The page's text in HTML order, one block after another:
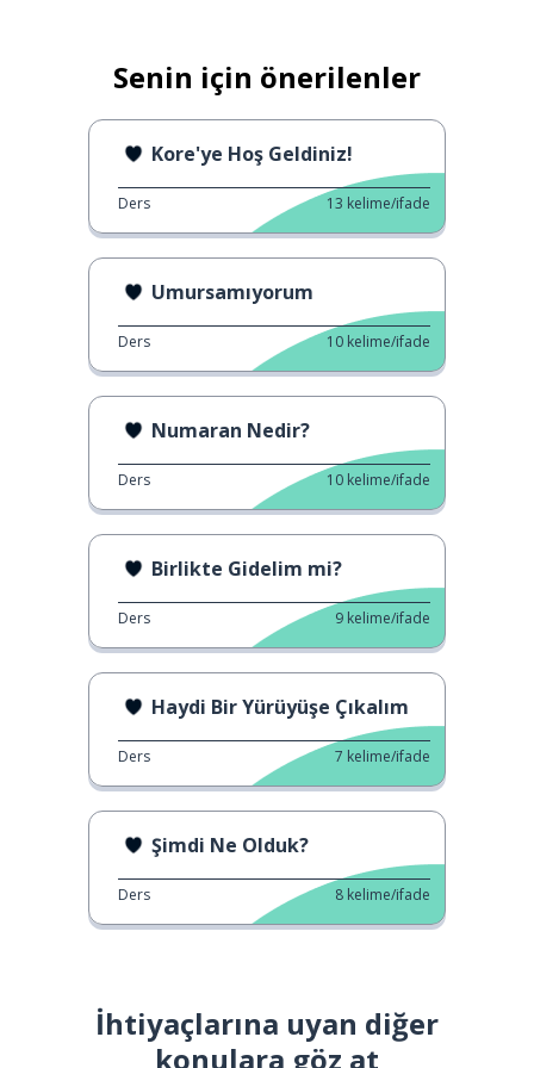
Senin için önerilenler
Kore'ye Hoş Geldiniz!
Ders 13 kelime/ifade
Umursamıyorum
Ders 10 kelime/ifade
Numaran Nedir?
Ders 10 kelime/ifade
Birlikte Gidelim mi?
Ders 9 kelime/ifade
Haydi Bir Yürüyüşe Çıkalım
Ders 7 kelime/ifade
Şimdi Ne Olduk?
Ders 8 kelime/ifade
İhtiyaçlarına uyan diğer
konulara göz at